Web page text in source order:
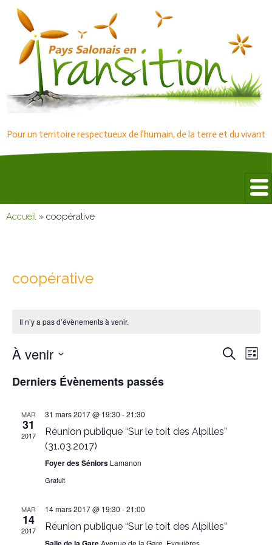
Pour un territoire respectueux de l'humain, de la terre et du vivant
Accueil » coopérative
coopérative
Il n’y a pas d’évènements à venir.
Recherche
de
Liste
À venir
une
Derniers Évènements passés
MAR
31
2017
31 mars 2017 @ 19:30 -21:30
Réunion publique “Sur le toit des Alpilles”
(31.03.2017)
Foyer des Séniors Lamanon
Gratuit
MAR
14
2017
14 mars 2017 @ 19:30 -21:00
Réunion publique “Sur le toit des Alpilles”
Avenue de la Gare, Eyguières